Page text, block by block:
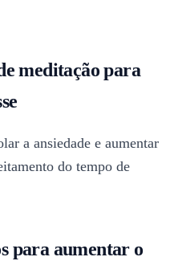
meditação para
a ansiedade e aumentar
do tempo de
para aumentar o